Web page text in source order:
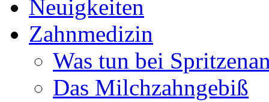
Neuigkeiten
Zahnmedizin
Was tun bei
Das Milchzahngebiß